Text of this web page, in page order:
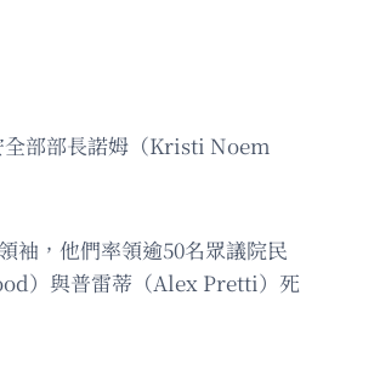
全部部長諾姆（Kristi Noem
袖，他們率領逾50名眾議院民
）與普雷蒂（Alex Pretti）死